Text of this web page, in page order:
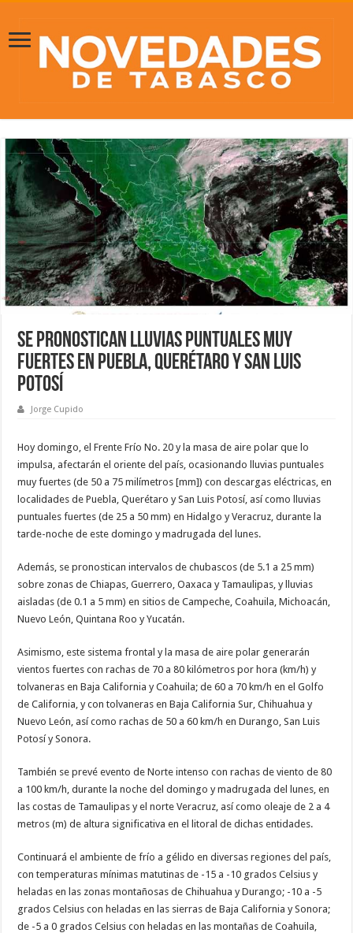
Se pronostican lluvias puntuales muy
fuertes en Puebla, Querétaro y San Luis
Potosí
Jorge Cupido
Hoy domingo, el Frente Frío No. 20 y la masa de aire polar que lo
impulsa, afectarán el oriente del país, ocasionando lluvias puntuales
muy fuertes (de 50 a 75 milímetros [mm]) con descargas eléctricas, en
localidades de Puebla, Querétaro y San Luis Potosí, así como lluvias
puntuales fuertes (de 25 a 50 mm) en Hidalgo y Veracruz, durante la
tarde-noche de este domingo y madrugada del lunes.
Además, se pronostican intervalos de chubascos (de 5.1 a 25 mm)
sobre zonas de Chiapas, Guerrero, Oaxaca y Tamaulipas, y lluvias
aisladas (de 0.1 a 5 mm) en sitios de Campeche, Coahuila, Michoacán,
Nuevo León, Quintana Roo y Yucatán.
Asimismo, este sistema frontal y la masa de aire polar generarán
vientos fuertes con rachas de 70 a 80 kilómetros por hora (km/h) y
tolvaneras en Baja California y Coahuila; de 60 a 70 km/h en el Golfo
de California, y con tolvaneras en Baja California Sur, Chihuahua y
Nuevo León, así como rachas de 50 a 60 km/h en Durango, San Luis
Potosí y Sonora.
También se prevé evento de Norte intenso con rachas de viento de 80
a 100 km/h, durante la noche del domingo y madrugada del lunes, en
las costas de Tamaulipas y el norte Veracruz, así como oleaje de 2 a 4
metros (m) de altura significativa en el litoral de dichas entidades.
Continuará el ambiente de frío a gélido en diversas regiones del país,
con temperaturas mínimas matutinas de -15 a -10 grados Celsius y
heladas en las zonas montañosas de Chihuahua y Durango; -10 a -5
grados Celsius con heladas en las sierras de Baja California y Sonora;
de -5 a 0 grados Celsius con heladas en las montañas de Coahuila,